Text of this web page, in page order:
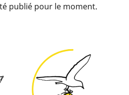
publié pour le moment.